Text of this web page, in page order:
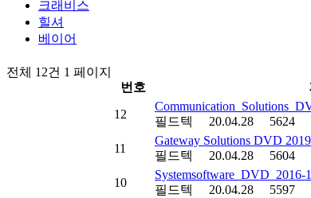
크래비스
힐셔
베이어
전체 12건 1 페이지
번호
12
필드텍
20.04.28 5624
11
Gateway Solutions DVD
필드텍
20.04.28 5604
10
Systemsoftware_DVD_2016-
필드텍
20.04.28 5597